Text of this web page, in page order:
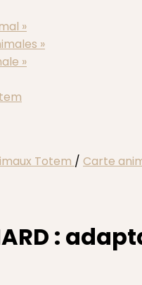
»
»
»
Totem / Carte
: